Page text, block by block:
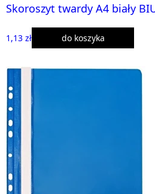
Skoroszyt twardy A4 biały
1,13 zł do koszyka